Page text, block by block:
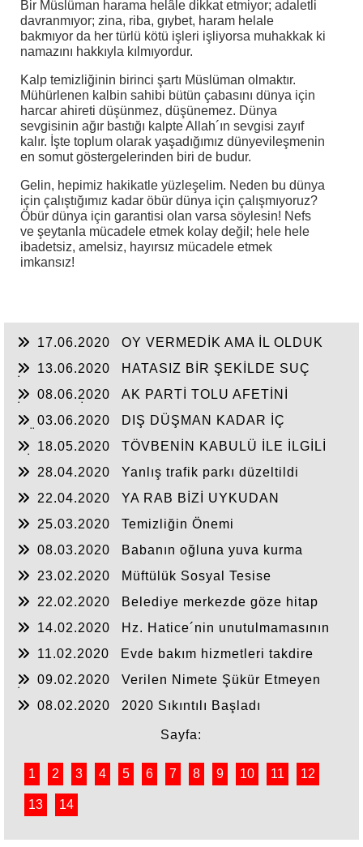
Bir Müslüman harama helâle dikkat etmiyor; adaletli
davranmıyor; zina, riba, gıybet, haram helale
bakmıyor da her türlü kötü işleri işliyorsa muhakkak ki
namazını hakkıyla kılmıyordur.
Kalp temizliğinin birinci şartı Müslüman olmaktır.
Mühürlenen kalbin sahibi bütün çabasını dünya için
harcar ahireti düşünmez, düşünemez. Dünya
sevgisinin ağır bastığı kalpte Allah´ın sevgisi zayıf
kalır. İşte toplum olarak yaşadığımız dünyevileşmenin
en somut göstergelerinden biri de budur.
Gelin, hepimiz hakikatle yüzleşelim. Neden bu dünya
için çalıştığımız kadar öbür dünya için çalışmıyoruz?
Öbür dünya için garantisi olan varsa söylesin! Nefs
ve şeytanla mücadele etmek kolay değil; hele hele
ibadetsiz, amelsiz, hayırsız mücadele etmek
imkansız!
17.06.2020
OY VERMEDİK AMA İL OLDUK
13.06.2020
HATASIZ BİR ŞEKİLDE SUÇ
08.06.2020
AK PARTİ TOLU AFETİNİ
03.06.2020
DIŞ DÜŞMAN KADAR İÇ
18.05.2020
TÖVBENİN KABULÜ İLE İLGİLİ
28.04.2020
Yanlış trafik parkı düzeltildi
22.04.2020
YA RAB BİZİ UYKUDAN
25.03.2020
Temizliğin Önemi
08.03.2020
Babanın oğluna yuva kurma
23.02.2020
Müftülük Sosyal Tesise
22.02.2020
Belediye merkezde göze hitap
14.02.2020
Hz. Hatice´nin unutulmamasının
11.02.2020
Evde bakım hizmetleri takdire
09.02.2020
Verilen Nimete Şükür Etmeyen
08.02.2020
2020 Sıkıntılı Başladı
Sayfa:
1 2 3 4 5 6 7 8 9 10 11 12
13 14